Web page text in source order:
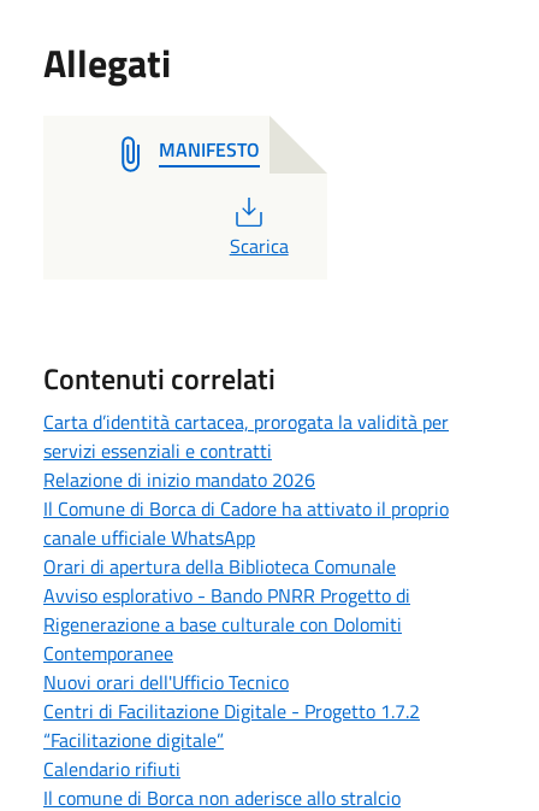
Allegati
MANIFESTO
PDF
Scarica
Contenuti correlati
Carta d’identità cartacea, prorogata la validità per
servizi essenziali e contratti
Relazione di inizio mandato 2026
Il Comune di Borca di Cadore ha attivato il proprio
canale ufficiale WhatsApp
Orari di apertura della Biblioteca Comunale
Avviso esplorativo - Bando PNRR Progetto di
Rigenerazione a base culturale con Dolomiti
Contemporanee
Nuovi orari dell'Ufficio Tecnico
Centri di Facilitazione Digitale - Progetto 1.7.2
“Facilitazione digitale”
Calendario rifiuti
Il comune di Borca non aderisce allo stralcio